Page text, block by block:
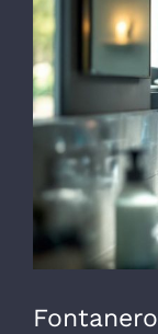
más
grande